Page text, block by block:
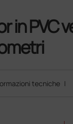
in PVC
tecniche |